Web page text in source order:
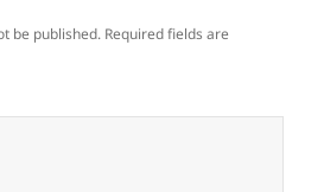
be published. Required fields are